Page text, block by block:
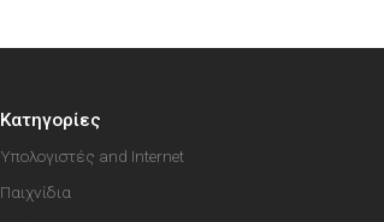
Κατηγορίες
Υπολογιστές and Internet
Παιχνίδια